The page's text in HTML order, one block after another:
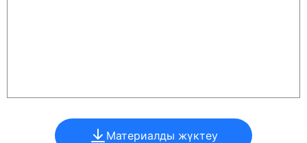
Материалды жүктеу